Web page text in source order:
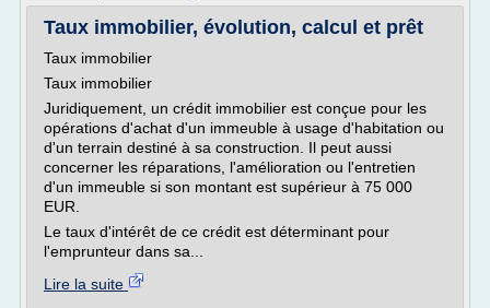
Taux immobilier, évolution, calcul et prêt
Taux immobilier
Taux immobilier
Juridiquement, un crédit immobilier est conçue pour les
opérations d'achat d'un immeuble à usage d'habitation ou
d'un terrain destiné à sa construction. Il peut aussi
concerner les réparations, l'amélioration ou l'entretien
d'un immeuble si son montant est supérieur à 75 000
EUR.
Le taux d'intérêt de ce crédit est déterminant pour
l'emprunteur dans sa...
Lire la suite